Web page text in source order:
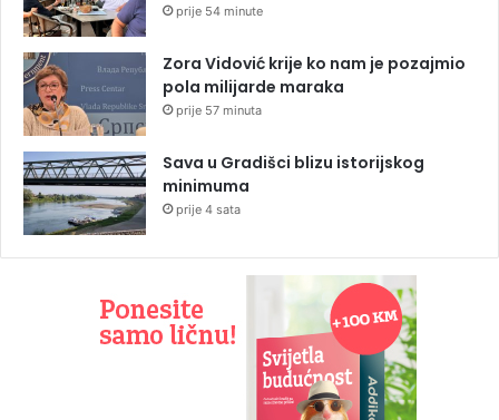
prije 54 minute
Zora Vidović krije ko nam je pozajmio
pola milijarde maraka
prije 57 minuta
Sava u Gradišci blizu istorijskog
minimuma
prije 4 sata